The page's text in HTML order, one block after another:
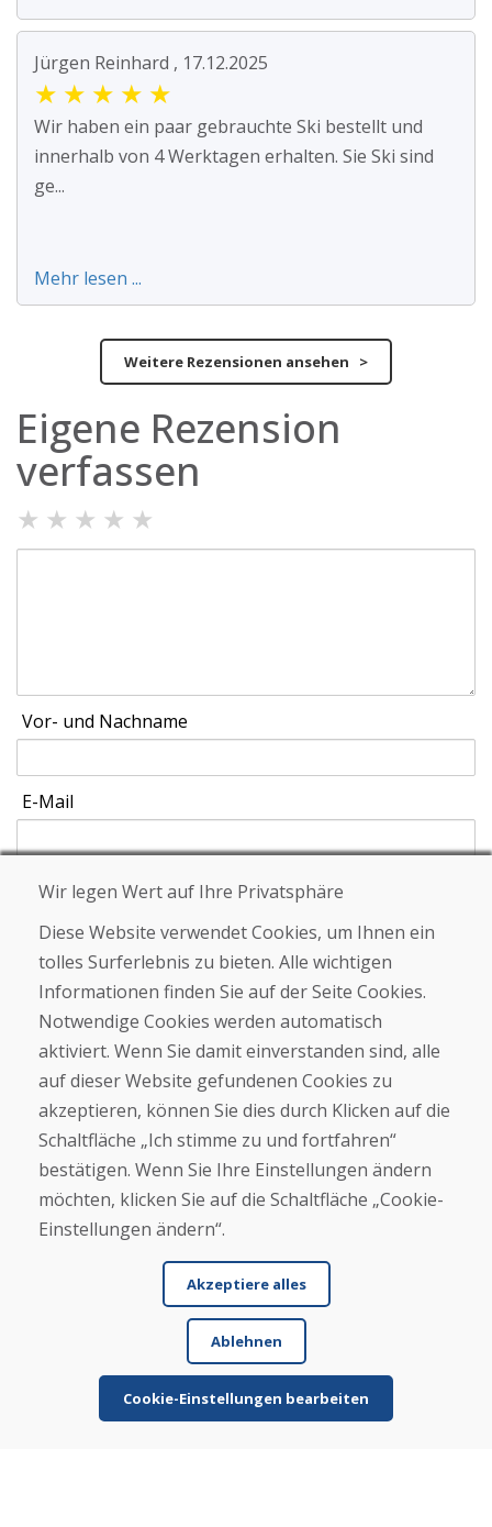
Jürgen Reinhard , 17.12.2025
★ ★ ★ ★ ★
Wir haben ein paar gebrauchte Ski bestellt und
innerhalb von 4 Werktagen erhalten. Sie Ski sind
ge...
Mehr lesen ...
Weitere Rezensionen ansehen >
Eigene Rezension
verfassen
★ ★ ★ ★ ★
Vor- und Nachname
E-Mail
Helpline
info@domivosport.at
Über uns
Blog
Über uns
Geschäft
Kaufen
E-Shop
Geschäftsbedingungen
Transport
Zahlung
Beschwerde
Rückgabe und Umtausch von Waren
Wir legen Wert auf Ihre Privatsphäre
Diese Website verwendet Cookies, um Ihnen ein
tolles Surferlebnis zu bieten. Alle wichtigen
Informationen finden Sie auf der Seite Cookies.
Notwendige Cookies werden automatisch
aktiviert. Wenn Sie damit einverstanden sind, alle
auf dieser Website gefundenen Cookies zu
akzeptieren, können Sie dies durch Klicken auf die
Schaltfläche „Ich stimme zu und fortfahren“
bestätigen. Wenn Sie Ihre Einstellungen ändern
möchten, klicken Sie auf die Schaltfläche „Cookie-
Einstellungen ändern“.
Akzeptiere alles
Ablehnen
Cookie-Einstellungen bearbeiten